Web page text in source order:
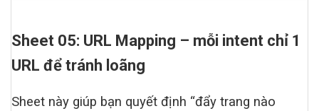
Sheet 05: URL Mapping – mỗi intent chỉ 1
URL để tránh loãng
Sheet này giúp bạn quyết định “đẩy trang nào